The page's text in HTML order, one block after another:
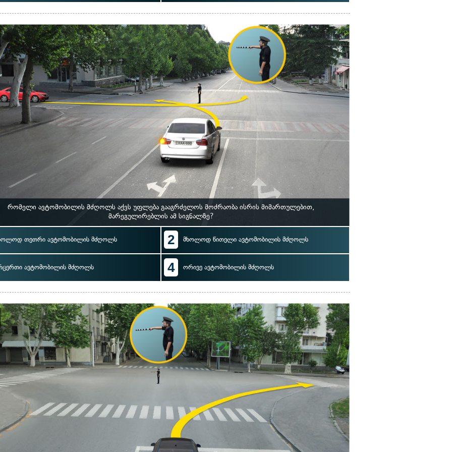
რომელი ავტომობილის მძღოლს აქვს უფლება გააგრძელოს მოძრაობა ისრის მიმართულებით,
მარეგულირებლის ამ სიგნალზე?
თეთრი ავტომობილის მძღოლს 2 მხოლოდ წითელი ავტომობილის მძღოლს
ავტომობილის მძღოლს 4 ორივე ავტომობილის მძღოლს